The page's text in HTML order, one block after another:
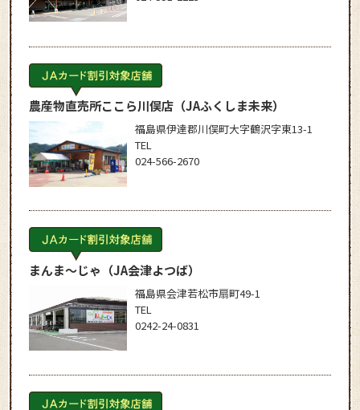
農産物直売所ここら川俣店（JAふくしま未来）
福島県伊達郡川俣町大字鶴沢字東13-1
TEL
024-566-2670
まんま～じゃ （JA会津よつば）
福島県会津若松市扇町49-1
TEL
0242-24-0831